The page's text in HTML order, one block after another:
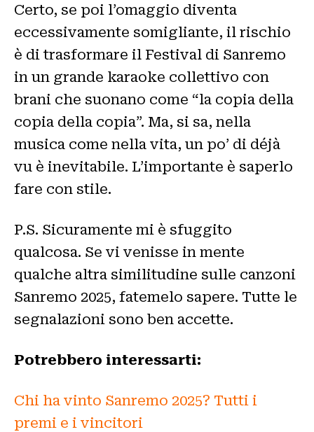
Certo, se poi l’omaggio diventa
eccessivamente somigliante, il rischio
è di trasformare il Festival di Sanremo
in un grande karaoke collettivo con
brani che suonano come “la copia della
copia della copia”. Ma, si sa, nella
musica come nella vita, un po’ di déjà
vu è inevitabile. L’importante è saperlo
fare con stile.
P.S. Sicuramente mi è sfuggito
qualcosa. Se vi venisse in mente
qualche altra similitudine sulle canzoni
Sanremo 2025, fatemelo sapere. Tutte le
segnalazioni sono ben accette.
Potrebbero interessarti:
Chi ha vinto Sanremo 2025? Tutti i
premi e i vincitori